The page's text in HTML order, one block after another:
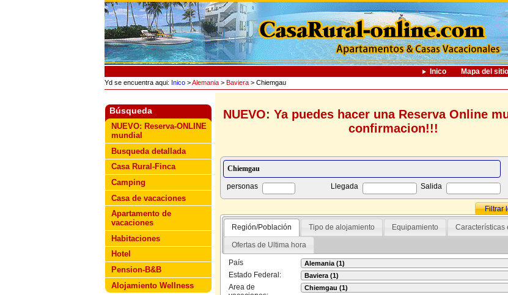
Inico Mapa del sitio
Yd se encuentra aqui: Inico>Alemania> Baviera> Chiemgau
Búsqueda
NUEVO: Reserva-ONLINE
mundial
Busqueda detallada
Casa Rural-Finca
Camping
Casa de vacaciones
Apartamento de
vacaciones
Habitaciones
Hotel
Pension-B&B
Alojamiento Wellness
NUEVO: Ya puedes hacer una Reserva Online
confirmacion!!!
personas Llegada Salida
Filtrar
Región/Población Tipo de alojamiento Equipamiento Características
Ofertas de Ultima hora
País
Estado Federal:
Area de